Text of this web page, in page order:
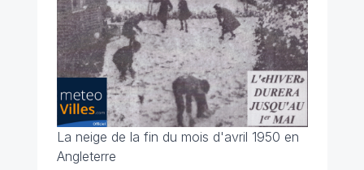
La neige de la fin du mois d'avril 1950 en
Angleterre